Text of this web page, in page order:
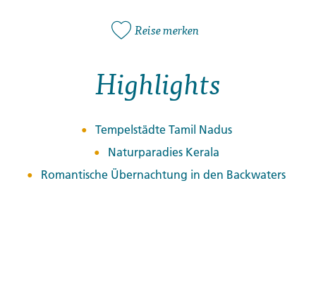
Reise merken
Highlights
Tempelstädte Tamil Nadus
Naturparadies Kerala
Romantische Übernachtung in den Backwaters